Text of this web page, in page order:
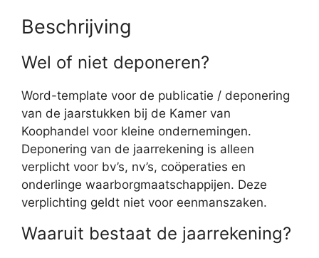
Beschrijving
Wel of niet deponeren?
Word-template voor de publicatie / deponering
van de jaarstukken bij de Kamer van
Koophandel voor kleine ondernemingen.
Deponering van de jaarrekening is alleen
verplicht voor bv’s, nv’s, coöperaties en
onderlinge waarborgmaatschappijen. Deze
verplichting geldt niet voor eenmanszaken.
Waaruit bestaat de jaarrekening?